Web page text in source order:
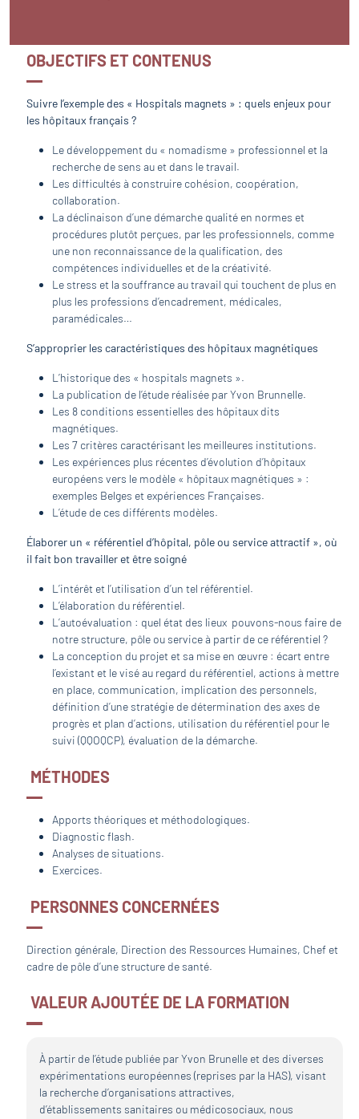
OBJECTIFS ET CONTENUS
Suivre l’exemple des « Hospitals magnets » : quels enjeux pour
les hôpitaux français ?
Le développement du « nomadisme » professionnel et la
recherche de sens au et dans le travail.
Les difficultés à construire cohésion, coopération,
collaboration.
La déclinaison d’une démarche qualité en normes et
procédures plutôt perçues, par les professionnels, comme
une non reconnaissance de la qualification, des
compétences individuelles et de la créativité.
Le stress et la souffrance au travail qui touchent de plus en
plus les professions d’encadrement, médicales,
paramédicales…
S’approprier les caractéristiques des hôpitaux magnétiques
L’historique des « hospitals magnets ».
La publication de l’étude réalisée par Yvon Brunnelle.
Les 8 conditions essentielles des hôpitaux dits
magnétiques.
Les 7 critères caractérisant les meilleures institutions.
Les expériences plus récentes d’évolution d’hôpitaux
européens vers le modèle « hôpitaux magnétiques » :
exemples Belges et expériences Françaises.
L’étude de ces différents modèles.
Élaborer un « référentiel d’hôpital, pôle ou service attractif », où
il fait bon travailler et être soigné
L’intérêt et l’utilisation d’un tel référentiel.
L’élaboration du référentiel.
L’autoévaluation : quel état des lieux pouvons-nous faire de
notre structure, pôle ou service à partir de ce référentiel ?
La conception du projet et sa mise en œuvre : écart entre
l’existant et le visé au regard du référentiel, actions à mettre
en place, communication, implication des personnels,
définition d’une stratégie de détermination des axes de
progrès et plan d’actions, utilisation du référentiel pour le
suivi (QQOQCP), évaluation de la démarche.
MÉTHODES
Apports théoriques et méthodologiques.
Diagnostic flash.
Analyses de situations.
Exercices.
PERSONNES CONCERNÉES
Direction générale, Direction des Ressources Humaines, Chef et
cadre de pôle d’une structure de santé.
VALEUR AJOUTÉE DE LA FORMATION
À partir de l’étude publiée par Yvon Brunelle et des diverses
expérimentations européennes (reprises par la HAS), visant
la recherche d’organisations attractives,
d’établissements sanitaires ou médicosociaux, nous